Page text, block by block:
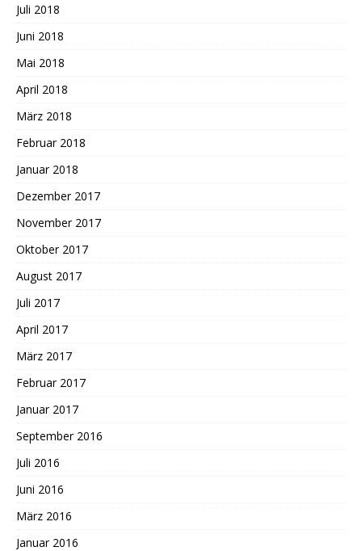
Juli 2018
Juni 2018
Mai 2018
April 2018
März 2018
Februar 2018
Januar 2018
Dezember 2017
November 2017
Oktober 2017
August 2017
Juli 2017
April 2017
März 2017
Februar 2017
Januar 2017
September 2016
Juli 2016
Juni 2016
März 2016
Januar 2016